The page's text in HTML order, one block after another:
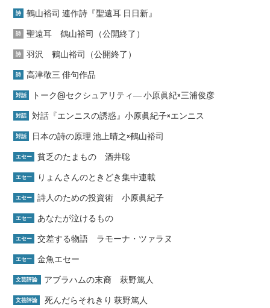
詩 鶴山裕司 連作詩『聖遠耳 日日新』
詩 聖遠耳 鶴山裕司（公開終了）
詩 羽沢 鶴山裕司（公開終了）
詩 高津敬三 俳句作品
対話 トーク@セクシュアリティ― 小原眞紀×三浦俊彦
対話 対話『エンニスの誘惑』小原眞紀子×エンニス
対話 日本の詩の原理 池上晴之×鶴山裕司
エセー 貧乏のたまもの 酒井聡
エセー りょんさんのときどき集中連載
エセー 詩人のための投資術 小原眞紀子
エセー あなたが泣けるもの
エセー 交差する物語 ラモーナ・ツァラヌ
エセー 金魚エセー
文芸評論 アブラハムの末裔 萩野篤人
文芸評論 死んだらそれきり 萩野篤人